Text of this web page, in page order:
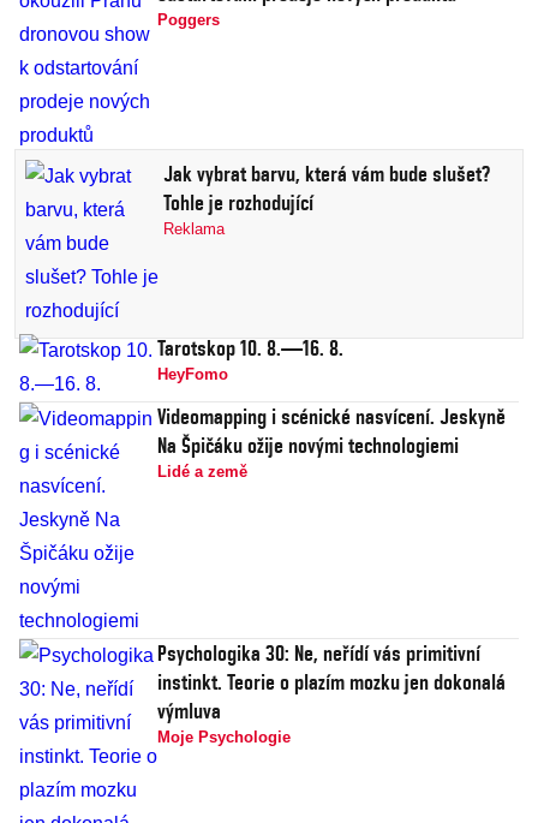
Poggers
Jak vybrat barvu, která vám bude slušet?
Tohle je rozhodující
Reklama
Tarotskop 10. 8.—16. 8.
HeyFomo
Videomapping i scénické nasvícení. Jeskyně
Na Špičáku ožije novými technologiemi
Lidé a země
Psychologika 30: Ne, neřídí vás primitivní
instinkt. Teorie o plazím mozku jen dokonalá
výmluva
Moje Psychologie